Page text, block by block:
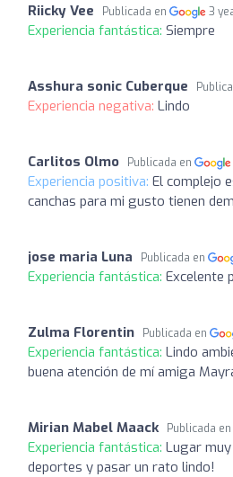
Riicky Vee Publicada en 3
Experiencia fantástica: Siempre
Asshura sonic Cuberque
Experiencia negativa: Lindo
Carlitos Olmo Publicada en
Experiencia positiva: El complejo
canchas para mi gusto tienen
jose maria Luna Publicada en
Experiencia fantástica: Excelente
Zulma Florentin Publicada en
Experiencia fantástica: Lindo
buena atención de mí amiga
Mirian Mabel Maack Publicada en
Experiencia fantástica: Lugar
deportes y pasar un rato lindo!